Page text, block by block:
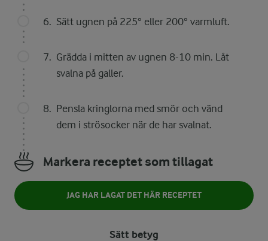
Sätt ugnen på 225° eller 200° varmluft.
Grädda i mitten av ugnen 8-10 min. Låt
svalna på galler.
Pensla kringlorna med smör och vänd
dem i strösocker när de har svalnat.
Markera receptet som tillagat
JAG HAR LAGAT DET HÄR RECEPTET
Sätt betyg